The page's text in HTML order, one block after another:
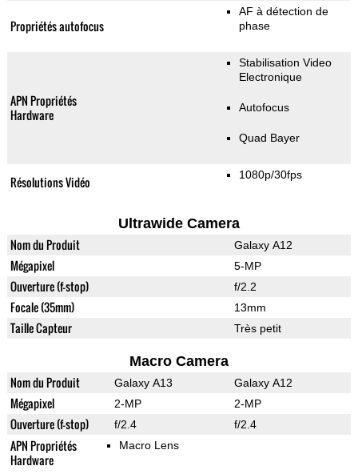
Propriétés autofocus
AF à détection de
phase
APN Propriétés
Hardware
Stabilisation Video
Electronique
Autofocus
Quad Bayer
Résolutions Vidéo 1080p/30fps
Ultrawide Camera
Nom du Produit Galaxy A12
Mégapixel 5-MP
Ouverture (f-stop) f/2.2
Focale (35mm) 13mm
Taille Capteur Très petit
Macro Camera
Nom du Produit Galaxy A13 Galaxy A12
Mégapixel 2-MP 2-MP
Ouverture (f-stop) f/2.4 f/2.4
APN Propriétés
Hardware
Macro Lens